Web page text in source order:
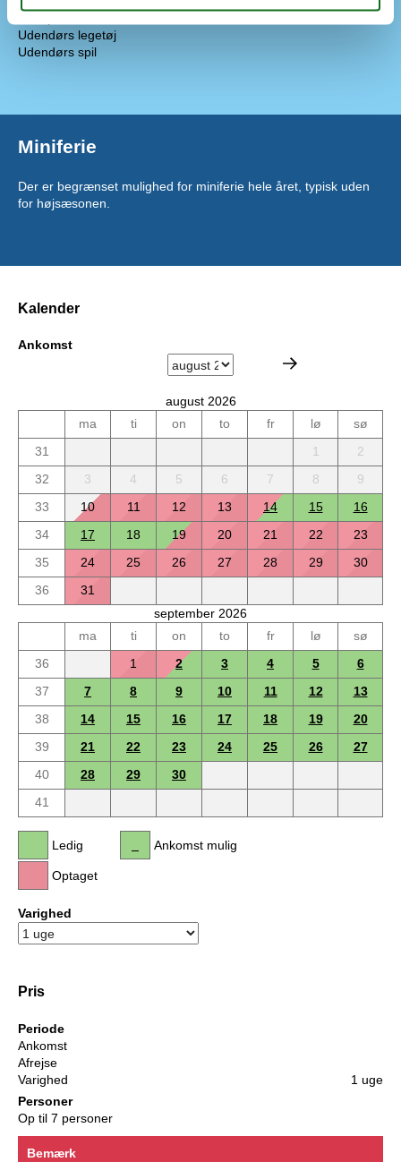
Udendørs legetøj
Udendørs spil
Miniferie
Der er begrænset mulighed for miniferie hele året, typisk uden
for højsæsonen.
Kalender
Ankomst
august 2026
ma
ti on to fr lø
sø
31
1
2
32
3 4 5 6 7 8
9
33
10 11 12 13 14 15
16
34
17 18 19 20 21 22
23
35
24 25 26 27 28 29
30
36
31
september 2026
ma
ti on to fr lø
sø
36
1 2 3 4 5
6
37
7 8 9 10 11 12
13
38
14 15 16 17 18 19
20
39
21 22 23 24 25 26
27
40
28 29
30
41
Ledig
Optaget
Ankomst mulig
Varighed
Pris
Periode
Ankomst
Afrejse
Varighed
1 uge
Personer
Op til 7 personer
Bemærk